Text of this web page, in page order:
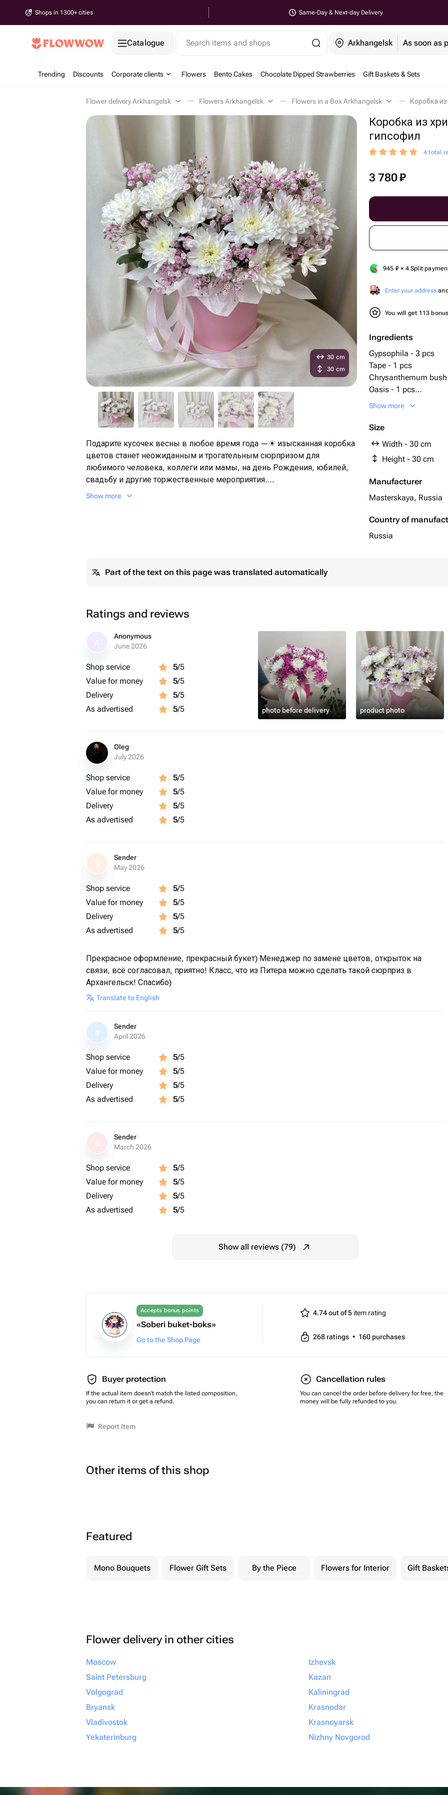
Shops in 1300+ cities Same-Day & Next-day Delivery
Catalogue Search items and shops Arkhangelsk As soon as
Trending Discounts Corporate clients Flowers Bento Cakes Chocolate Dipped Strawberries Gift Baskets & Sets
Flower delivery Arkhangelsk Flowers Arkhangelsk Flowers in a Box Arkhangelsk Коробка
Коробка из
гипсофил
4 total
3 780₽
945 ₽ × 4 Split
Enter your address
You will get 113
Ingredients
Gypsophila - 3 pcs
Tape - 1 pcs
Chrysanthemum
Oasis - 1 pcs
Box - 1 pcs
Show more
Size
Width - 30 cm
Height - 30 cm
Manufacturer
Masterskaya, Russia
Country of
Russia
30 cm
30 cm
Подарите кусочек весны в любое время года —☀ изысканная коробка
цветов станет неожиданным и трогательным сюрпризом для
любимого человека, коллеги или мамы, на день Рождения, юбилей,
свадьбу и другие торжественные мероприятия.
🙌Представьте: ваш близкий открывает дверь и видит эту нежную
🌿аккуратная упаковка — ничего не повредится при доставке;
Show more
Part of the text on this page was translated automatically
Ratings and reviews
Anonymous
June 2026
Shop service 5/5
Value for money
5/5
Delivery
5/5
As advertised
5/5 photo before delivery product photo
Oleg
July 2026
Shop service 5/5
Value for money
5/5
Delivery
5/5
As advertised
5/5
S
Sender
May 2026
Shop service 5/5
Value for money
5/5
Delivery
5/5
As advertised
5/5
Прекрасное оформление, прекрасный букет) Менеджер по замене цветов, открыток на
связи, всё согласовал, приятно! Класс, что из Питера можно сделать такой сюрприз в
Архангельск! Спасибо)
Translate to English
S
Sender
April 2026
Shop service 5/5
Value for money
5/5
Delivery
5/5
As advertised
5/5
Sender
March 2026
Shop service 5/5
Value for money
5/5
Delivery
5/5
As advertised
5/5
Show all reviews (79)
Accepts bonus points
«Soberi buket-boks»
Go to the Shop Page
4.74 out of 5 item rating
268 ratings • 160 purchases
Buyer protection
If the actual item doesn't match the listed composition,
you can return it or get a refund.
Cancellation rules
You can cancel the order before delivery for free, the
money will be fully refunded to you.
Report Item
Other items of this shop
Featured
Mono Bouquets Flower Gift Sets By the Piece Flowers for Interior Gift
Flower delivery in other cities
Moscow
Saint Petersburg
Volgograd
Bryansk
Vladivostok
Yekaterinburg
Izhevsk
Kazan
Kaliningrad
Krasnodar
Krasnoyarsk
Nizhny Novgorod